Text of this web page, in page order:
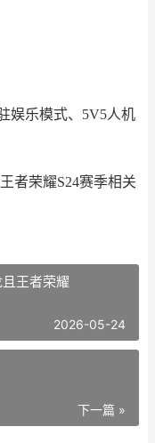
娱乐模式、5V5人机
者荣耀S24赛季相关
王者荣耀
2026-05-24
下一篇 »